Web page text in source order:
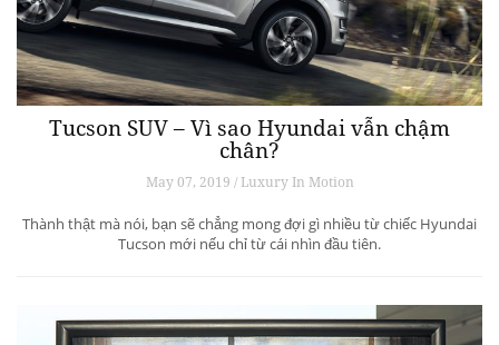
Tucson SUV – Vì sao Hyundai vẫn chậm
chân?
May 07, 2019 / Luxury In Motion
Thành thật mà nói, bạn sẽ chẳng mong đợi gì nhiều từ chiếc Hyundai
Tucson mới nếu chỉ từ cái nhìn đầu tiên.